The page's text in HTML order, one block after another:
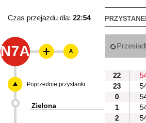
Czas przejazdu dla: 22:54
N7A
22
23
0
1
2
A
Poprzednie przystanki
Zielona